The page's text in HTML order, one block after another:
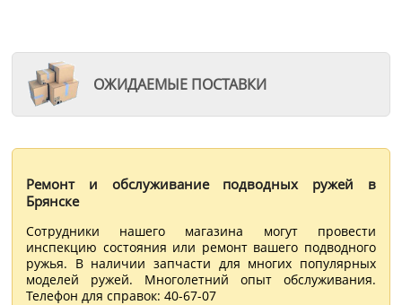
ОЖИДАЕМЫЕ ПОСТАВКИ
Ремонт и обслуживание подводных ружей в
Брянске
Сотрудники нашего магазина могут провести
инспекцию состояния или ремонт вашего подводного
ружья. В наличии запчасти для многих популярных
моделей ружей. Многолетний опыт обслуживания.
Телефон для справок: 40-67-07